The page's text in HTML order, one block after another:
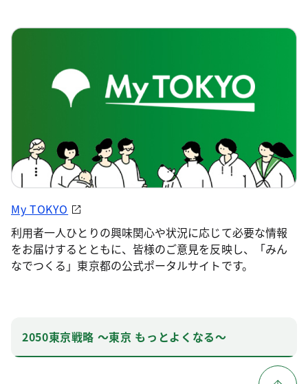
My TOKYO
利用者一人ひとりの興味関心や状況に応じて必要な情報
をお届けするとともに、皆様のご意見を反映し、「みん
なでつくる」東京都の公式ポータルサイトです。
2050東京戦略 ～東京 もっとよくなる～